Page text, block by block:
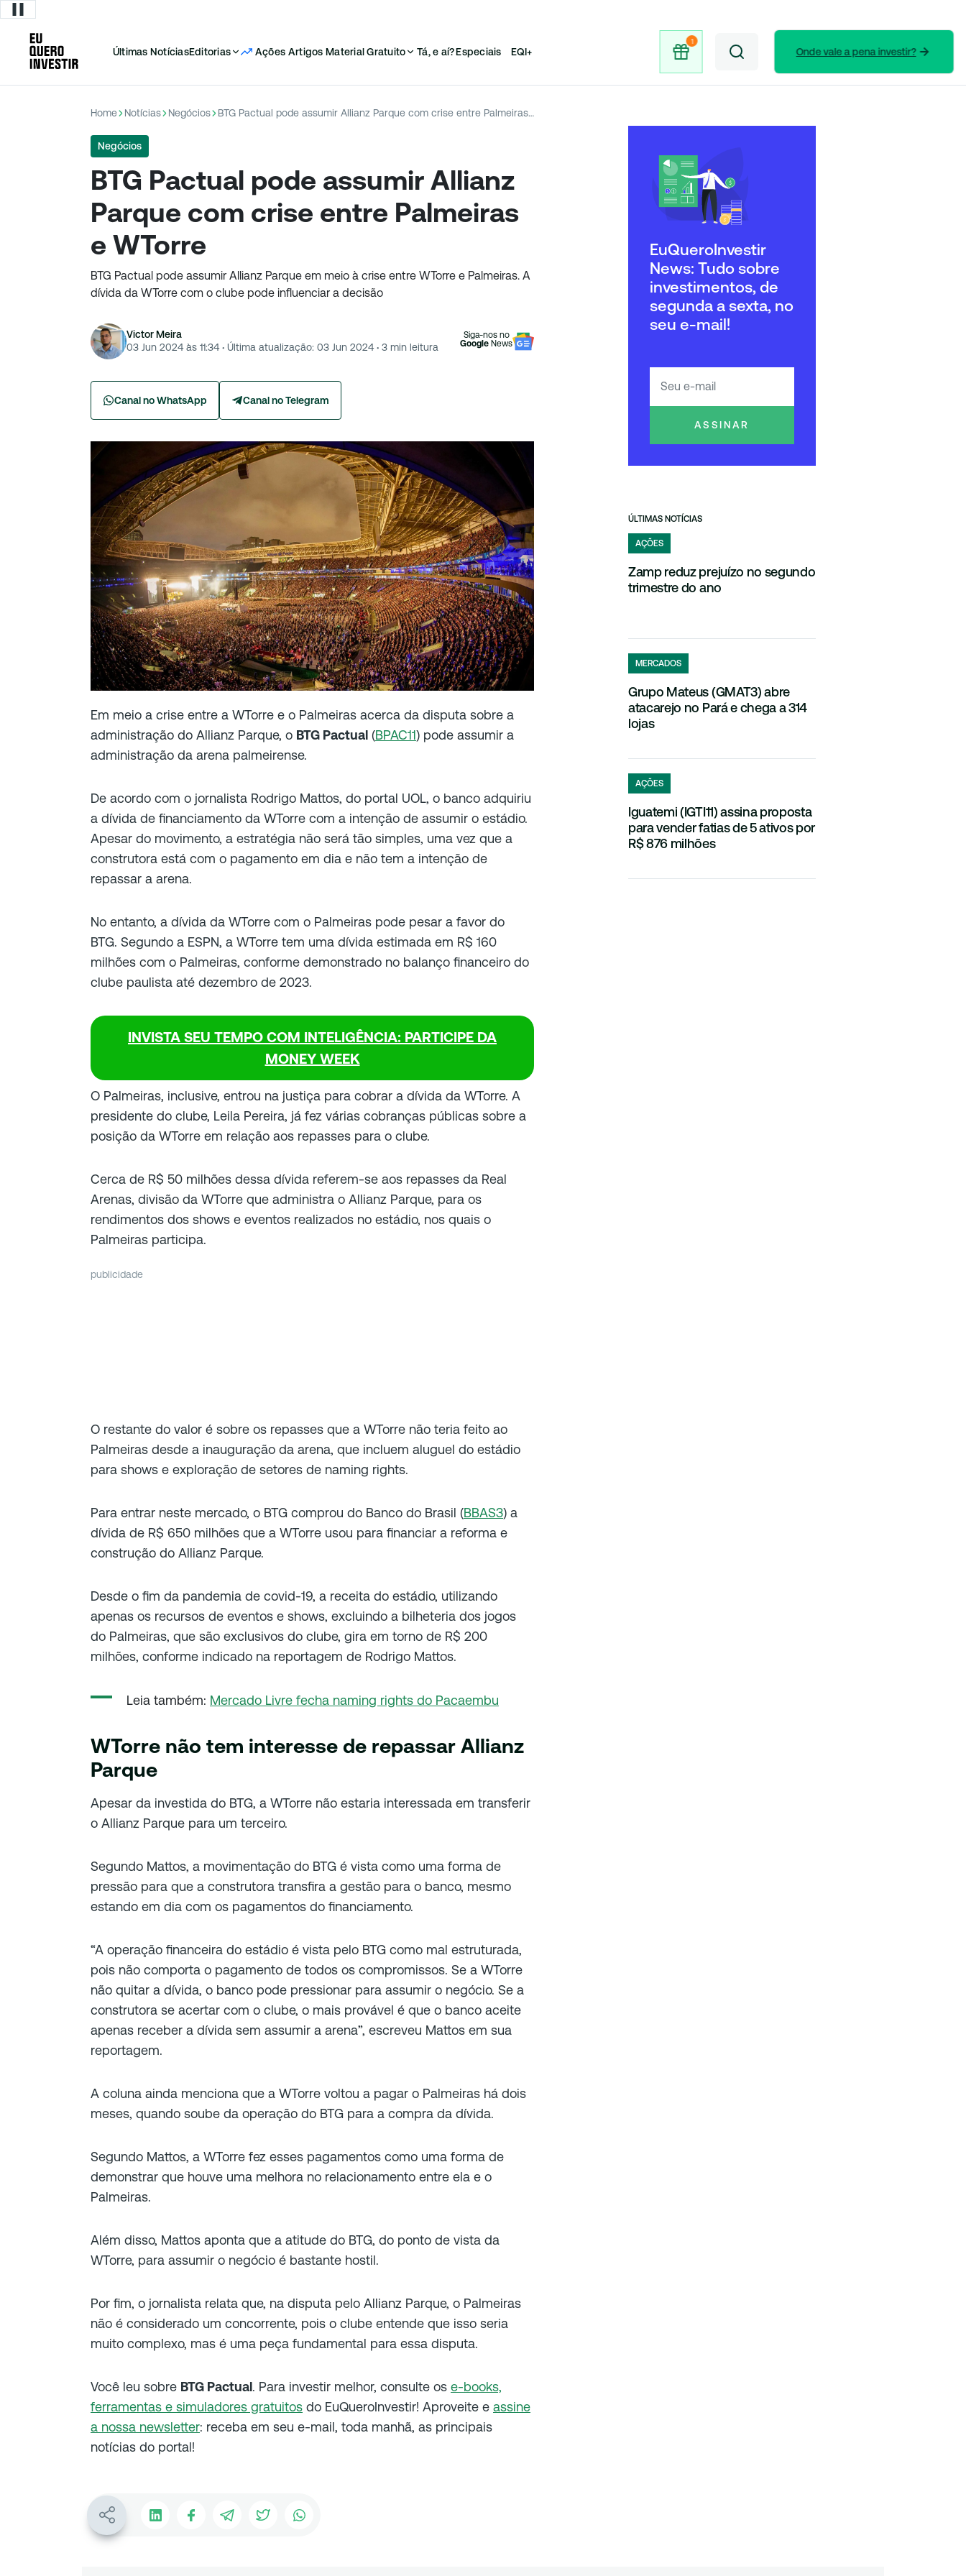
Últimas NotíciasEditorias Ações Artigos Material Gratuito Tá, e aí?Especiais EQI+ Onde vale a pena investir?
Home Notícias Negócios BTG Pactual pode assumir Allianz Parque com crise entre Palmeiras e WTorre
Negócios
BTG Pactual pode assumir Allianz
Parque com crise entre Palmeiras
e WTorre
BTG Pactual pode assumir Allianz Parque em meio à crise entre WTorre e Palmeiras. A
dívida da WTorre com o clube pode influenciar a decisão
Victor Meira
03 Jun 2024 às 11:34 · Última atualização: 03 Jun 2024 · 3 min leitura
Siga-nos no
Google News
Canal no WhatsApp Canal no Telegram
Em meio a crise entre a WTorre e o Palmeiras acerca da disputa sobre a
administração do Allianz Parque, o BTG Pactual (BPAC11) pode assumir a
administração da arena palmeirense.
De acordo com o jornalista Rodrigo Mattos, do portal UOL, o banco adquiriu
a dívida de financiamento da WTorre com a intenção de assumir o estádio.
Apesar do movimento, a estratégia não será tão simples, uma vez que a
construtora está com o pagamento em dia e não tem a intenção de
repassar a arena.
No entanto, a dívida da WTorre com o Palmeiras pode pesar a favor do
BTG. Segundo a ESPN, a WTorre tem uma dívida estimada em R$ 160
milhões com o Palmeiras, conforme demonstrado no balanço financeiro do
clube paulista até dezembro de 2023.
INVISTA SEU TEMPO COM INTELIGÊNCIA: PARTICIPE DA
MONEY WEEK
O Palmeiras, inclusive, entrou na justiça para cobrar a dívida da WTorre. A
presidente do clube, Leila Pereira, já fez várias cobranças públicas sobre a
posição da WTorre em relação aos repasses para o clube.
Cerca de R$ 50 milhões dessa dívida referem-se aos repasses da Real
Arenas, divisão da WTorre que administra o Allianz Parque, para os
rendimentos dos shows e eventos realizados no estádio, nos quais o
Palmeiras participa.
publicidade
O restante do valor é sobre os repasses que a WTorre não teria feito ao
Palmeiras desde a inauguração da arena, que incluem aluguel do estádio
para shows e exploração de setores de naming rights.
Para entrar neste mercado, o BTG comprou do Banco do Brasil (BBAS3) a
dívida de R$ 650 milhões que a WTorre usou para financiar a reforma e
construção do Allianz Parque.
Desde o fim da pandemia de covid-19, a receita do estádio, utilizando
apenas os recursos de eventos e shows, excluindo a bilheteria dos jogos
do Palmeiras, que são exclusivos do clube, gira em torno de R$ 200
milhões, conforme indicado na reportagem de Rodrigo Mattos.
Leia também: Mercado Livre fecha naming rights do Pacaembu
WTorre não tem interesse de repassar Allianz
Parque
Apesar da investida do BTG, a WTorre não estaria interessada em transferir
o Allianz Parque para um terceiro.
Segundo Mattos, a movimentação do BTG é vista como uma forma de
pressão para que a construtora transfira a gestão para o banco, mesmo
estando em dia com os pagamentos do financiamento.
“A operação financeira do estádio é vista pelo BTG como mal estruturada,
pois não comporta o pagamento de todos os compromissos. Se a WTorre
não quitar a dívida, o banco pode pressionar para assumir o negócio. Se a
construtora se acertar com o clube, o mais provável é que o banco aceite
apenas receber a dívida sem assumir a arena”, escreveu Mattos em sua
reportagem.
A coluna ainda menciona que a WTorre voltou a pagar o Palmeiras há dois
meses, quando soube da operação do BTG para a compra da dívida.
Segundo Mattos, a WTorre fez esses pagamentos como uma forma de
demonstrar que houve uma melhora no relacionamento entre ela e o
Palmeiras.
Além disso, Mattos aponta que a atitude do BTG, do ponto de vista da
WTorre, para assumir o negócio é bastante hostil.
Por fim, o jornalista relata que, na disputa pelo Allianz Parque, o Palmeiras
não é considerado um concorrente, pois o clube entende que isso seria
muito complexo, mas é uma peça fundamental para essa disputa.
Você leu sobre BTG Pactual. Para investir melhor, consulte os e-books,
ferramentas e simuladores gratuitos do EuQueroInvestir! Aproveite e assine
a nossa newsletter: receba em seu e-mail, toda manhã, as principais
notícias do portal!
EuQueroInvestir
News: Tudo sobre
investimentos, de
segunda a sexta, no
seu e-mail!
ASSINAR
ÚLTIMAS NOTÍCIAS
AÇÕES
Zamp reduz prejuízo no segundo
trimestre do ano
MERCADOS
Grupo Mateus (GMAT3) abre
atacarejo no Pará e chega a 314
lojas
AÇÕES
Iguatemi (IGTI11) assina proposta
para vender fatias de 5 ativos por
R$ 876 milhões